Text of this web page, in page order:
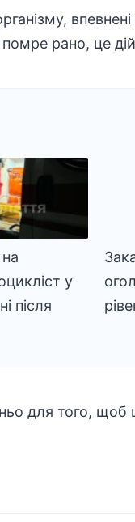
рано, це
у
після
для того, щоб